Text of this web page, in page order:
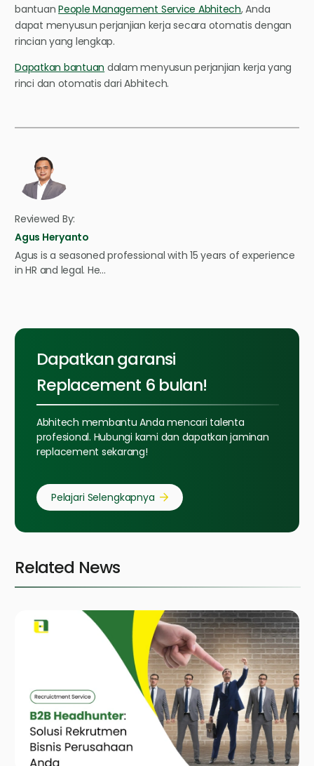
bantuanPeople Management Service Abhitech, Anda
dapat menyusun perjanjian kerja secara otomatis dengan
rincian yang lengkap.
Dapatkan bantuan dalam menyusun perjanjian kerja yang
rinci dan otomatis dari Abhitech.
Reviewed By:
Agus Heryanto
Agus is a seasoned professional with 15 years of experience
in HR and legal. He…
Dapatkan garansi
Replacement 6 bulan!
Abhitech membantu Anda mencari talenta
profesional. Hubungi kami dan dapatkan jaminan
replacement sekarang!
Pelajari Selengkapnya
Related News